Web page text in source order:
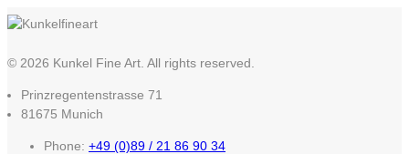
© 2026 Kunkel Fine Art. All rights reserved.
Prinzregentenstrasse 71
81675 Munich
Phone: +49 (0)89 / 21 86 90 34